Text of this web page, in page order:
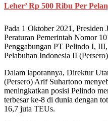
Leher’ Rp 500 Ribu Per
Pada 1 Oktober 2021, Presiden
Peraturan Pemerintah Nomor
Penggabungan PT Pelindo I,
Pelabuhan Indonesia II
Dalam laporannya, Direktur
(Persero) Arif Suhartono
meningkatkan posisi Pelindo
terbesar ke-8 di dunia dengan
16,7 juta TEUs.